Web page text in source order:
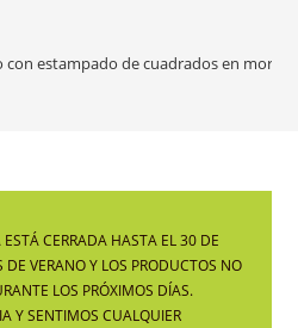
con estampado de cuadrados en
CERRADA HASTA EL 30 DE
VERANO Y LOS PRODUCTOS NO
LOS PRÓXIMOS DÍAS.
Y SENTIMOS CUALQUIER